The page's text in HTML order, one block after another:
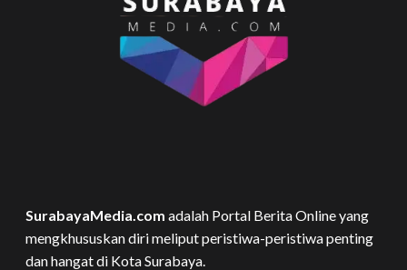
SurabayaMedia.com adalah Portal Berita Online yang
mengkhususkan diri meliput peristiwa-peristiwa penting
dan hangat di Kota Surabaya.